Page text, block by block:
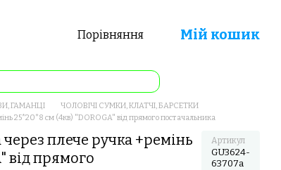
Порівняння Мій кошик
ГАМАНЦІ
ЧОЛОВІЧІ СУМКИ, КЛАТЧІ, БАРСЕТКИ
25*20*8 см (4кв) "DOROGA" від прямого постачальника
плече ручка +ремінь
від прямого
Артикул
GU3624-
63707a